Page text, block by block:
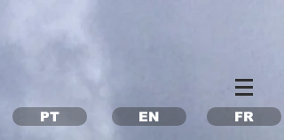
PT EN FR